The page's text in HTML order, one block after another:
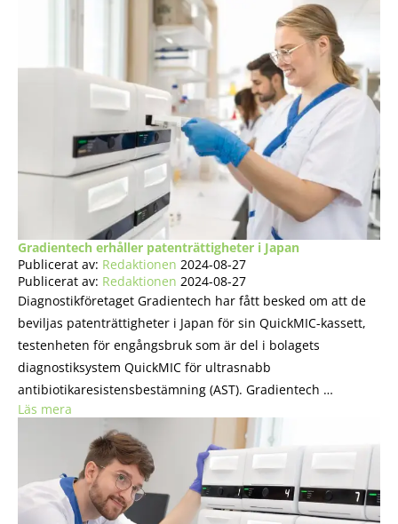
Gradientech erhåller patenträttigheter i Japan
Publicerat av: Redaktionen 2024-08-27
Publicerat av: Redaktionen 2024-08-27
Diagnostikföretaget Gradientech har fått besked om att de
beviljas patenträttigheter i Japan för sin QuickMIC-kassett,
testenheten för engångsbruk som är del i bolagets
diagnostiksystem QuickMIC för ultrasnabb
antibiotikaresistensbestämning (AST). Gradientech …
Läs mera